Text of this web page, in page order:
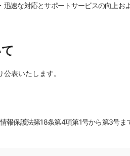
速な対応とサポートサービスの向上
表いたします。
報保護法第18条第4項第1号から第3号ま